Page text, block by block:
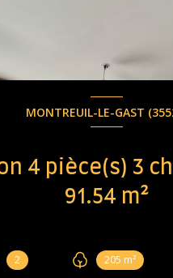
MONTREUIL-LE-GAST
91.54 m²
2 205 m²